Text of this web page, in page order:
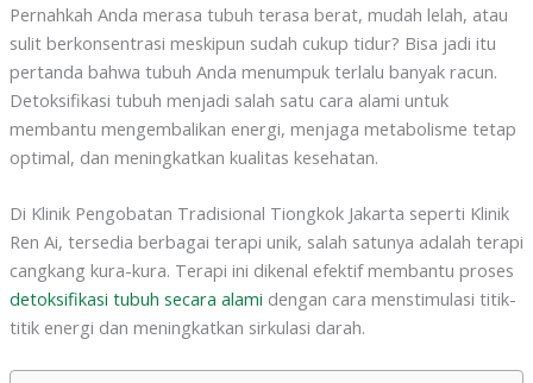
Pernahkah Anda merasa tubuh terasa berat, mudah lelah, atau
sulit berkonsentrasi meskipun sudah cukup tidur? Bisa jadi itu
pertanda bahwa tubuh Anda menumpuk terlalu banyak racun.
Detoksifikasi tubuh menjadi salah satu cara alami untuk
membantu mengembalikan energi, menjaga metabolisme tetap
optimal, dan meningkatkan kualitas kesehatan.
Di Klinik Pengobatan Tradisional Tiongkok Jakarta seperti Klinik
Ren Ai, tersedia berbagai terapi unik, salah satunya adalah terapi
cangkang kura-kura. Terapi ini dikenal efektif membantu proses
detoksifikasi tubuh secara alami dengan cara menstimulasi titik-
titik energi dan meningkatkan sirkulasi darah.